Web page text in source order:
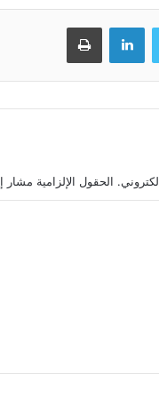
تويتر لينكدإن طباعة
الحقول الإلزامية مشار